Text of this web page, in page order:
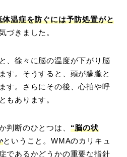
体温症を防ぐには予防処置がと
づきました。
、徐々に脳の温度が下がり脳
す。そうすると、頭が朦朧と
す。さらにその後、心拍や呼
もあります。
判断のひとつは、 “脳の状
ということ。WMAのカリキュ
であるかどうかの重要な指針